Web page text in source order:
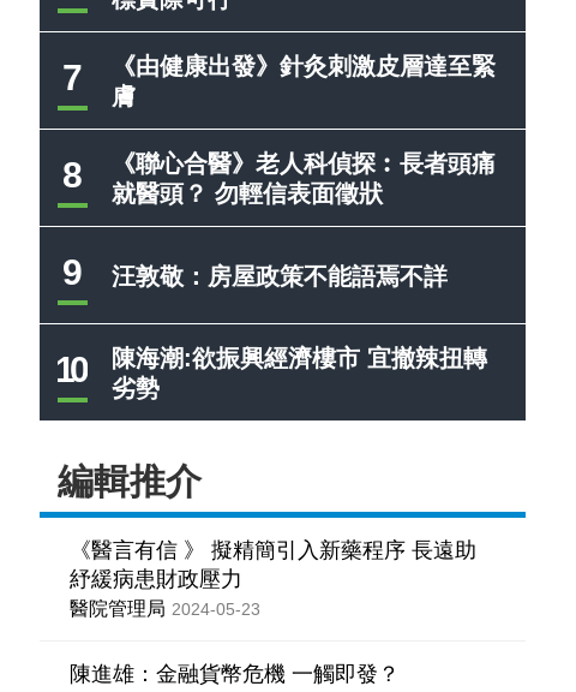
7
《由健康出發》針灸刺激皮層達至緊
膚
8
《聯心合醫》老人科偵探︰長者頭痛
就醫頭？ 勿輕信表面徵狀
9 汪敦敬：房屋政策不能語焉不詳
10
陳海潮:欲振興經濟樓市 宜撤辣扭轉
劣勢
編輯推介
《醫言有信 》 擬精簡引入新藥程序 長遠助
紓緩病患財政壓力
醫院管理局 2024-05-23
陳進雄：金融貨幣危機 一觸即發？